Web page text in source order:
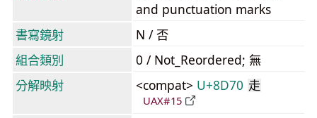
and punctuation marks
書寫鏡射
N / 否
組合類別
0 / Not_Reordered; 無
分解映射
<compat> U+8D70 走
UAX#15